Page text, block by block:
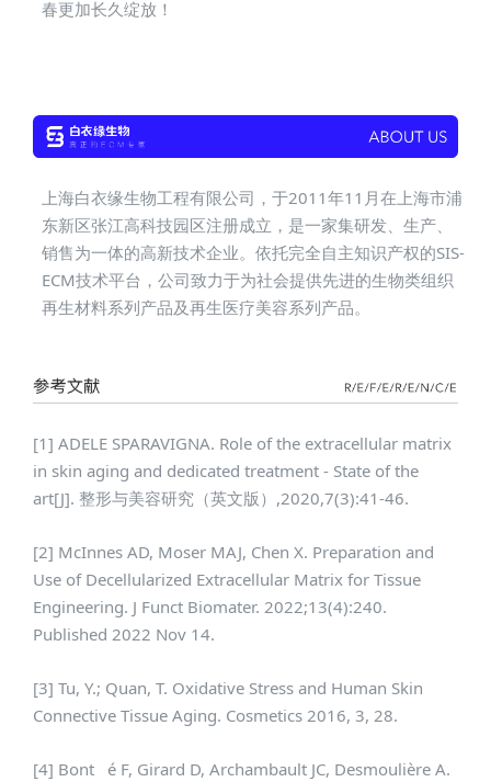
春更加长久绽放！
上海白衣缘生物工程有限公司，于2011年11月在上海市浦
东新区张江高科技园区注册成立，是一家集研发、生产、
销售为一体的高新技术企业。依托完全自主知识产权的SIS-
ECM技术平台，公司致力于为社会提供先进的生物类组织
再生材料系列产品及再生医疗美容系列产品。
[1] ADELE SPARAVIGNA. Role of the extracellular matrix
in skin aging and dedicated treatment - State of the
art[J]. 整形与美容研究（英文版）,2020,7(3):41-46.
[2] McInnes AD, Moser MAJ, Chen X. Preparation and
Use of Decellularized Extracellular Matrix for Tissue
Engineering. J Funct Biomater. 2022;13(4):240.
Published 2022 Nov 14.
[3] Tu, Y.; Quan, T. Oxidative Stress and Human Skin
Connective Tissue Aging. Cosmetics 2016, 3, 28.
[4] Bont
é F, Girard D, Archambault JC, Desmoulière A.